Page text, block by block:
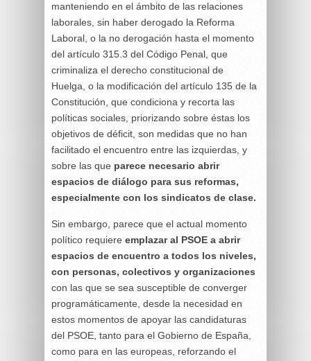
manteniendo en el ámbito de las relaciones
laborales, sin haber derogado la Reforma
Laboral, o la no derogación hasta el momento
del artículo 315.3 del Código Penal, que
criminaliza el derecho constitucional de
Huelga, o la modificación del artículo 135 de la
Constitución, que condiciona y recorta las
políticas sociales, priorizando sobre éstas los
objetivos de déficit, son medidas que no han
facilitado el encuentro entre las izquierdas, y
sobre las que parece necesario abrir
espacios de diálogo para sus reformas,
especialmente con los sindicatos de clase.
Sin embargo, parece que el actual momento
político requiere emplazar al PSOE a abrir
espacios de encuentro a todos los niveles,
con personas, colectivos y organizaciones
con las que se sea susceptible de converger
programáticamente, desde la necesidad en
estos momentos de apoyar las candidaturas
del PSOE, tanto para el Gobierno de España,
como para en las europeas, reforzando el